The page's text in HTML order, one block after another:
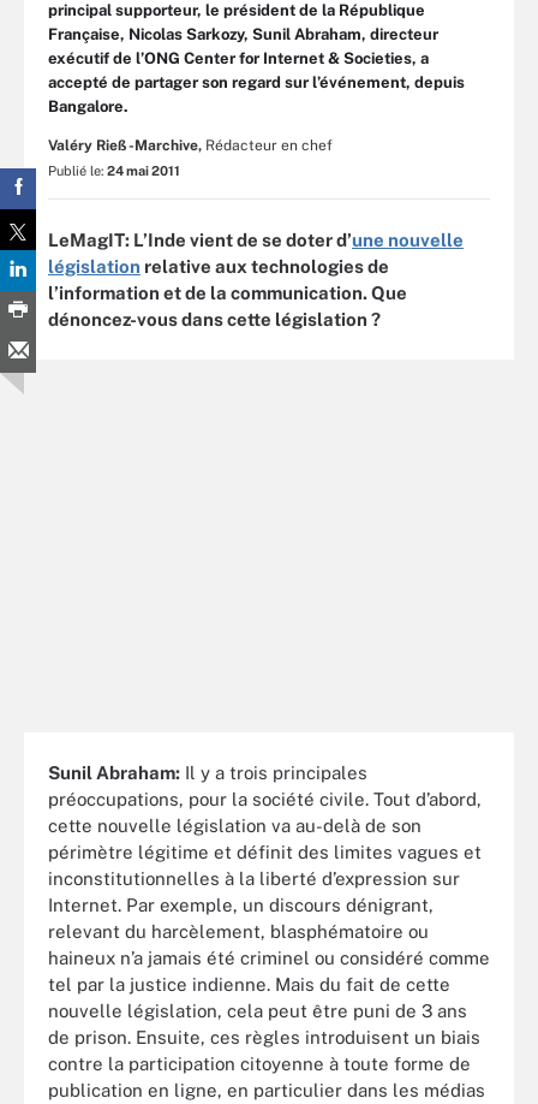
principal supporteur, le président de la République
Française, Nicolas Sarkozy, Sunil Abraham, directeur
exécutif de l’ONG Center for Internet & Societies, a
accepté de partager son regard sur l’événement, depuis
Bangalore.
Valéry Rieß-Marchive, Rédacteur en chef
Publié le: 24 mai 2011
LeMagIT: L’Inde vient de se doter d’une nouvelle
législation relative aux technologies de
l’information et de la communication. Que
dénoncez-vous dans cette législation ?
Sunil Abraham: Il y a trois principales
préoccupations, pour la société civile. Tout d’abord,
cette nouvelle législation va au-delà de son
périmètre légitime et définit des limites vagues et
inconstitutionnelles à la liberté d’expression sur
Internet. Par exemple, un discours dénigrant,
relevant du harcèlement, blasphématoire ou
haineux n’a jamais été criminel ou considéré comme
tel par la justice indienne. Mais du fait de cette
nouvelle législation, cela peut être puni de 3 ans
de prison. Ensuite, ces règles introduisent un biais
contre la participation citoyenne à toute forme de
publication en ligne, en particulier dans les médias